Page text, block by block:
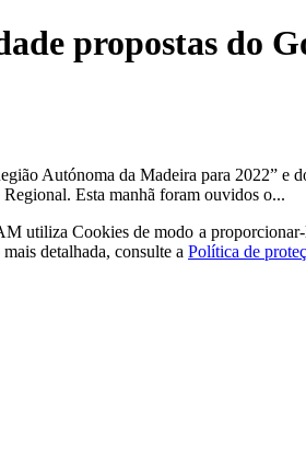
propostas do
Autónoma da Madeira para 2022” e
Esta manhã foram ouvidos o...
utiliza Cookies de modo a
detalhada, consulte a Política de